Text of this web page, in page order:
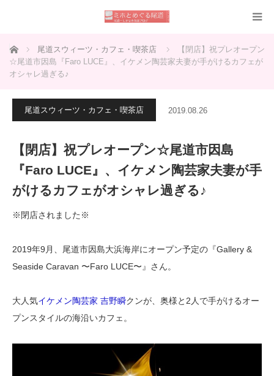
ホーム 尾道スウィーツ・カフェ・喫茶店
【閉店】祝プレオープン
☆尾道市因島『Faro LUCE』、イケメン陶芸家夫妻が手がけるカフェが
オシャレ過ぎる♪
尾道スウィーツ・カフェ・喫茶店 2019.08.26
【閉店】祝プレオープン☆尾道市因島
『Faro LUCE』、イケメン陶芸家夫妻が手
がけるカフェがオシャレ過ぎる♪
※閉店されました※
2019年9月、尾道市因島大浜海岸にオープン予定の『Gallery &
Seaside Caravan 〜Faro LUCE〜』さん。
大人気イケメン陶芸家 吉野瞬クンが、奥様と2人で手がけるオー
プンスタイルの海沿いカフェ。